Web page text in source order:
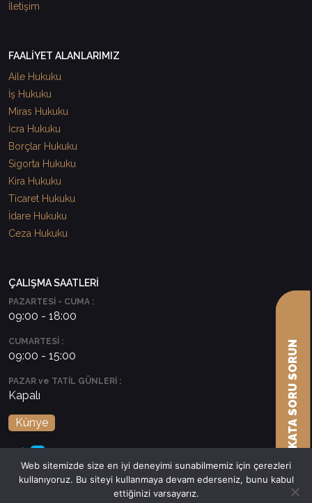
İletişim
FAALİYET ALANLARIMIZ
Aile Hukuku
İş Hukuku
Miras Hukuku
İcra Hukuku
Borçlar Hukuku
Sigorta Hukuku
Kira Hukuku
Ticaret Hukuku
İdare Hukuku
Ceza Hukuku
ÇALIŞMA SAATLERİ
PAZARTESİ - CUMA :
09:00 - 18:00
CUMARTESİ :
09:00 - 15:00
PAZAR ve TATİL GÜNLERİ :
Kapalı
Künye
Web sitemizde size en iyi deneyimi sunabilmemiz için çerezleri
kullanıyoruz. Bu siteyi kullanmaya devam ederseniz, bunu kabul
ettiğinizi varsayarız.
AVUKATA SORU SORUN